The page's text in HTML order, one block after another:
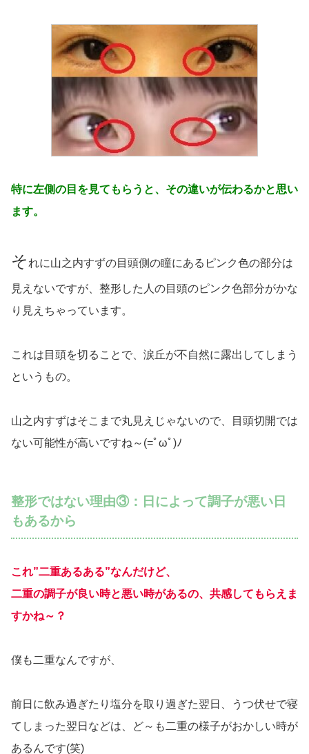
特に左側の目を見てもらうと、その違いが伝わるかと思い
ます。
そ れに山之内すずの目頭側の瞳にあるピンク色の部分は
見えないですが、整形した人の目頭のピンク色部分がかな
り見えちゃっています。
これは目頭を切ることで、涙丘が不自然に露出してしまう
というもの。
山之内すずはそこまで丸見えじゃないので、目頭切開では
ない可能性が高いですね～(=ﾟωﾟ)ﾉ
整形ではない理由③：日によって調子が悪い日
もあるから
これ”二重あるある”なんだけど、
二重の調子が良い時と悪い時があるの、共感してもらえま
すかね～？
僕も二重なんですが、
前日に飲み過ぎたり塩分を取り過ぎた翌日、うつ伏せで寝
てしまった翌日などは、ど～も二重の様子がおかしい時が
あるんです(笑)